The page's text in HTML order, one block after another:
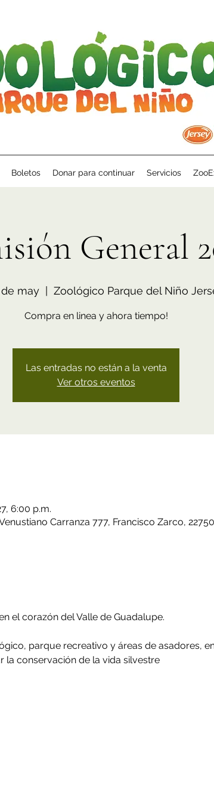
Boletos Donar para continuar Servicios
General
may Zoológico Parque del Niño
Compra en linea y ahora tiempo!
Las entradas no están a la venta
Ver otros eventos
6:00 p.m.
Carranza 777, Francisco Zarco,
el corazón del Valle de Guadalupe.
parque recreativo y áreas de asadores,
la conservación de la vida silvestre